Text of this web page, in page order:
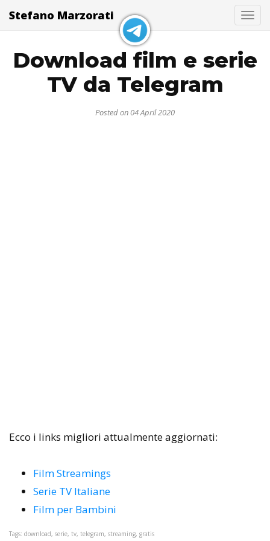
Stefano Marzorati
Download film e serie
TV da Telegram
Posted on 04 April 2020
Ecco i links migliori attualmente aggiornati:
Film Streamings
Serie TV Italiane
Film per Bambini
Tags: download, serie, tv, telegram, streaming, gratis